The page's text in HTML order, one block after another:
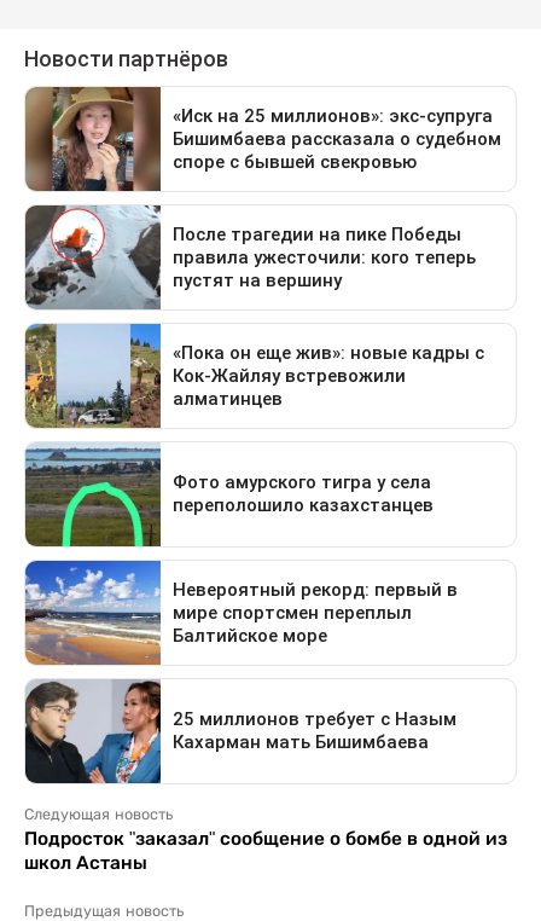
Следующая новость
Подросток "заказал" сообщение о бомбе в одной из
школ Астаны
Предыдущая новость